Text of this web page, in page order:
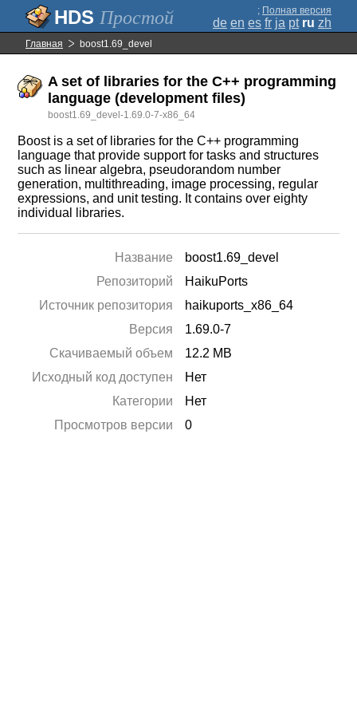
Простой ; Полная версия
de en es fr ja pt ru zh
Главная boost1.69_devel
A set of libraries for the C++ programming
language (development files)
boost1.69_devel-1.69.0-7-x86_64
Boost is a set of libraries for the C++ programming
language that provide support for tasks and structures
such as linear algebra, pseudorandom number
generation, multithreading, image processing, regular
expressions, and unit testing. It contains over eighty
individual libraries.
Название
boost1.69_devel
Репозиторий
HaikuPorts
Источник репозитория
haikuports_x86_64
Версия
1.69.0-7
Скачиваемый объем
12.2 MB
Исходный код доступен
Нет
Категории
Нет
Просмотров версии
0